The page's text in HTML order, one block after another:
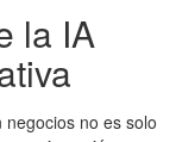
la IA
no es solo